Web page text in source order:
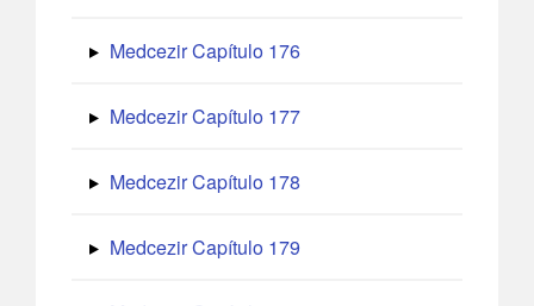
Medcezir Capítulo 176
Medcezir Capítulo 177
Medcezir Capítulo 178
Medcezir Capítulo 179